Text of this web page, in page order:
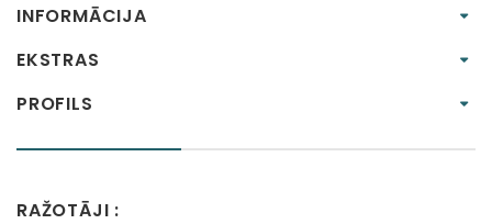
INFORMĀCIJA
EKSTRAS
PROFILS
RAŽOTĀJI :